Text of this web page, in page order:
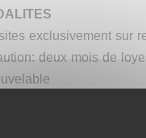
exclusivement sur
deux mois de